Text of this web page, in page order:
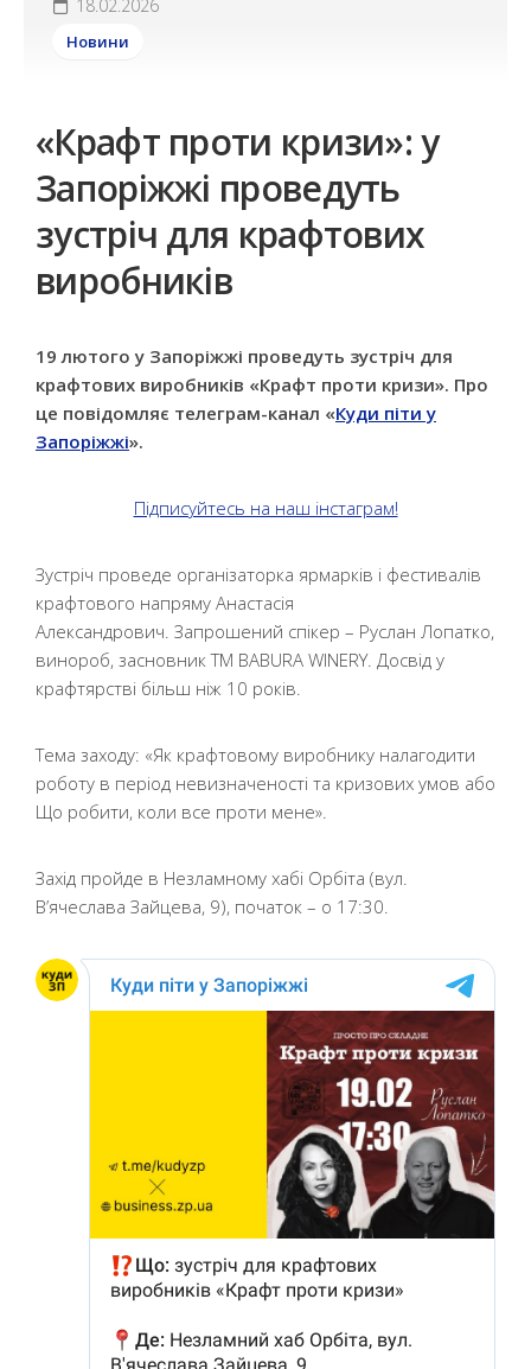
18.02.2026
Новини
«Крафт проти кризи»: у
Запоріжжі проведуть
зустріч для крафтових
виробників
19 лютого у Запоріжжі проведуть зустріч для
крафтових виробників «Крафт проти кризи». Про
це повідомляє телеграм-канал «Куди піти у
Запоріжжі».
Підписуйтесь на наш інстаграм!
Зустріч проведе організаторка ярмарків і фестивалів
крафтового напряму Анастасія
Александрович. Запрошений спікер – Руслан Лопатко,
винороб, засновник ТМ BABURA WINERY. Досвід у
крафтярстві більш ніж 10 років.
Тема заходу: «Як крафтовому виробнику налагодити
роботу в період невизначеності та кризових умов або
Що робити, коли все проти мене».
Захід пройде в Незламному хабі Орбіта (вул.
В’ячеслава Зайцева, 9), початок – о 17:30.